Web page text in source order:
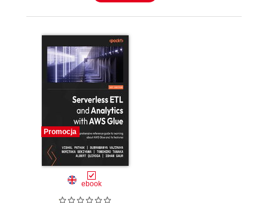
Promocja
ebook